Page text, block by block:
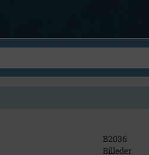
B2036
Billeder